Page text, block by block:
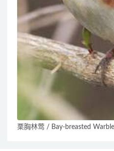
栗胸林莺 / Bay-breasted